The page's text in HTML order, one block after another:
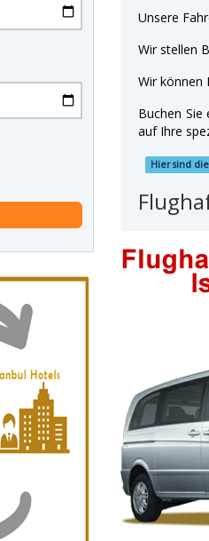
Unsere
Wir stellen
Wir können
Buchen
auf Ihre
Hier sind